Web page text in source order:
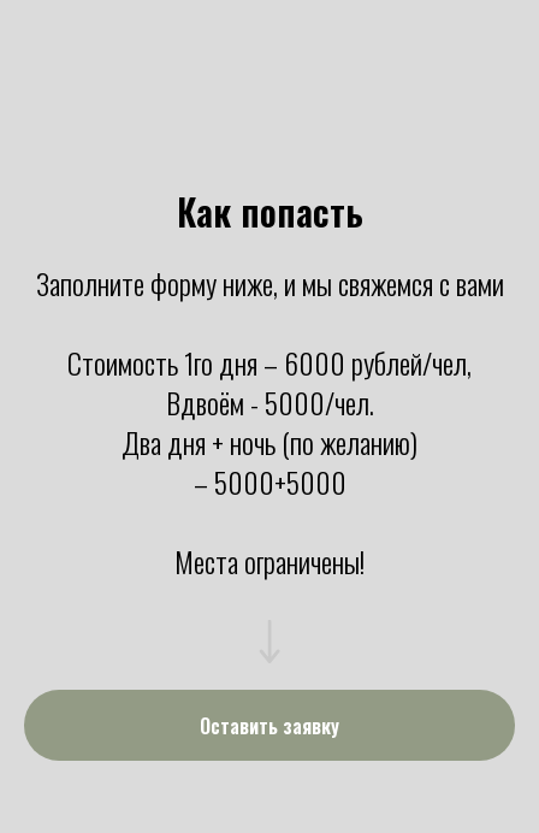
Как попасть
Заполните форму ниже, и мы свяжемся с вами
Стоимость 1го дня – 6000 рублей/чел,
Вдвоём - 5000/чел.
Два дня + ночь (по желанию)
– 5000+5000
Места ограничены!
Оставить заявку